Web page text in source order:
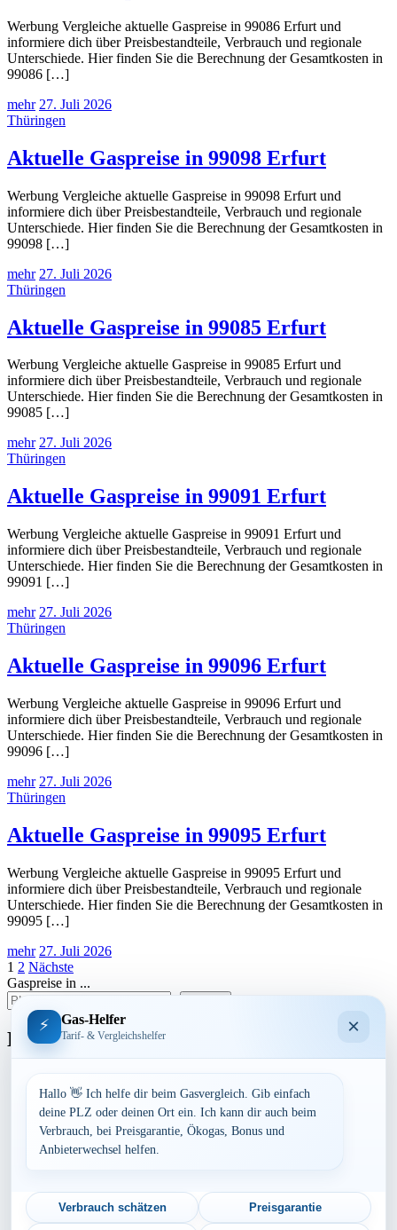
Werbung Vergleiche aktuelle Gaspreise in 99086 Erfurt und
informiere dich über Preisbestandteile, Verbrauch und regionale
Unterschiede. Hier finden Sie die Berechnung der Gesamtkosten in
99086 […]
mehr 27. Juli 2026
Thüringen
Aktuelle Gaspreise in 99098 Erfurt
Werbung Vergleiche aktuelle Gaspreise in 99098 Erfurt und
informiere dich über Preisbestandteile, Verbrauch und regionale
Unterschiede. Hier finden Sie die Berechnung der Gesamtkosten in
99098 […]
mehr 27. Juli 2026
Thüringen
Aktuelle Gaspreise in 99085 Erfurt
Werbung Vergleiche aktuelle Gaspreise in 99085 Erfurt und
informiere dich über Preisbestandteile, Verbrauch und regionale
Unterschiede. Hier finden Sie die Berechnung der Gesamtkosten in
99085 […]
mehr 27. Juli 2026
Thüringen
Aktuelle Gaspreise in 99091 Erfurt
Werbung Vergleiche aktuelle Gaspreise in 99091 Erfurt und
informiere dich über Preisbestandteile, Verbrauch und regionale
Unterschiede. Hier finden Sie die Berechnung der Gesamtkosten in
99091 […]
mehr 27. Juli 2026
Thüringen
Aktuelle Gaspreise in 99096 Erfurt
Werbung Vergleiche aktuelle Gaspreise in 99096 Erfurt und
informiere dich über Preisbestandteile, Verbrauch und regionale
Unterschiede. Hier finden Sie die Berechnung der Gesamtkosten in
99096 […]
mehr 27. Juli 2026
Thüringen
Aktuelle Gaspreise in 99095 Erfurt
Werbung Vergleiche aktuelle Gaspreise in 99095 Erfurt und
informiere dich über Preisbestandteile, Verbrauch und regionale
Unterschiede. Hier finden Sie die Berechnung der Gesamtkosten in
99095 […]
mehr 27. Juli 2026
Seitennummerierung
der
Beiträge
1 2 Nächste
Gaspreise in ...
Bundesland
Bayern
Berlin
Brandenburg
Hamburg
Mecklenburg-Vorpommern
Niedersachsen
Nordrhein-Westfalen
⚡ Gas-Helfer
Tarif- & Vergleichshelfer ×
Hallo 👋 Ich helfe dir beim Gasvergleich. Gib einfach
deine PLZ oder deinen Ort ein. Ich kann dir auch beim
Verbrauch, bei Preisgarantie, Ökogas, Bonus und
Anbieterwechsel helfen.
Verbrauch schätzen Preisgarantie